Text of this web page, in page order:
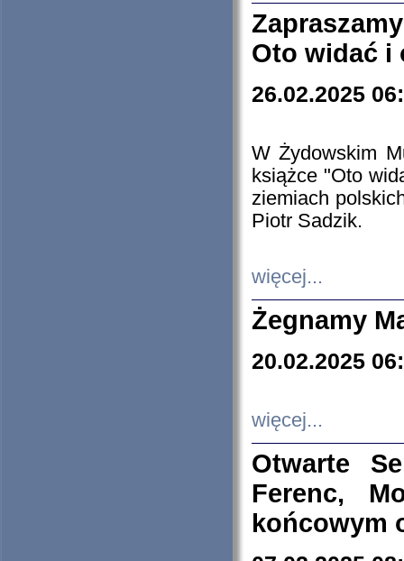
Oto widać i
26.02.2025
W Żydowskim
książce "Oto
ziemiach
Piotr Sadzik.
więcej...
Żegnamy
20.02.2025
więcej...
Otwarte
Ferenc,
końcowym